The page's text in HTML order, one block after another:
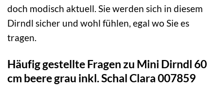
doch modisch aktuell. Sie werden sich in diesem
Dirndl sicher und wohl fühlen, egal wo Sie es
tragen.
Häufig gestellte Fragen zu Mini Dirndl 60
cm beere grau inkl. Schal Clara 007859